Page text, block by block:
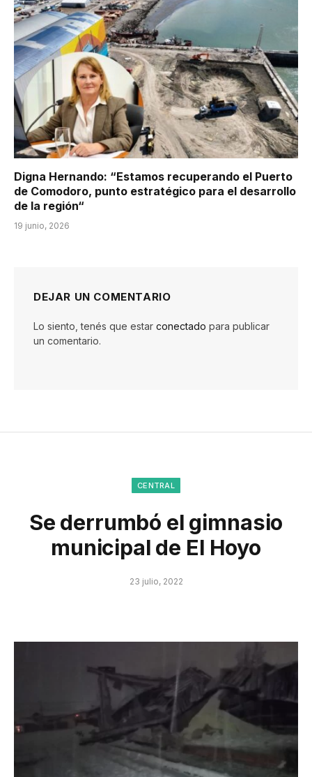
Digna Hernando: “Estamos recuperando el Puerto
de Comodoro, punto estratégico para el desarrollo
de la región“
19 junio, 2026
DEJAR UN COMENTARIO
Lo siento, tenés que estar conectado para publicar
un comentario.
CENTRAL
Se derrumbó el gimnasio
municipal de El Hoyo
23 julio, 2022